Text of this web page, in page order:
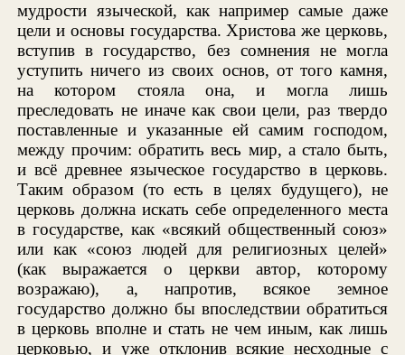
мудрости языческой, как например самые даже
цели и основы государства. Христова же церковь,
вступив в государство, без сомнения не могла
уступить ничего из своих основ, от того камня,
на котором стояла она, и могла лишь
преследовать не иначе как свои цели, раз твердо
поставленные и указанные ей самим господом,
между прочим: обратить весь мир, а стало быть,
и всё древнее языческое государство в церковь.
Таким образом (то есть в целях будущего), не
церковь должна искать себе определенного места
в государстве, как «всякий общественный союз»
или как «союз людей для религиозных целей»
(как выражается о церкви автор, которому
возражаю), а, напротив, всякое земное
государство должно бы впоследствии обратиться
в церковь вполне и стать не чем иным, как лишь
церковью, и уже отклонив всякие несходные с